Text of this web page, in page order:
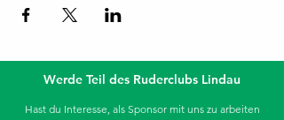
Werde Teil des Ruderclubs Lindau
Hast du Interesse, als Sponsor mit uns zu arbeiten